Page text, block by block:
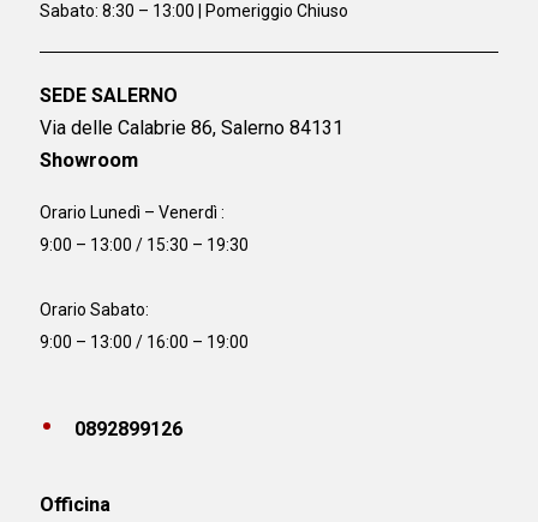
Sabato: 8:30 – 13:00 | Pomeriggio Chiuso
SEDE SALERNO
Via delle Calabrie 86, Salerno 84131
Showroom
Orario Lunedì – Venerdì :
9:00 – 13:00 / 15:30 – 19:30
Orario Sabato:
9:00 – 13:00 / 16:00 – 19:00
0892899126
Officina